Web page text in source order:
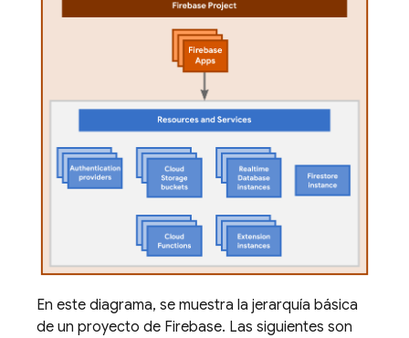
En este diagrama, se muestra la jerarquía básica
de un proyecto de Firebase. Las siguientes son